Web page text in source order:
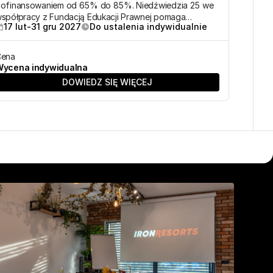
od 65% do 85%. Niedźwiedzia 25 we
z Fundacją Edukacji Prawnej pomaga
środki na szkolenia "szyte na miarę".
17 lut-31 gru 2027 Do ustalenia indywidualnie
indywidualna
DOWIEDZ SIĘ WIĘCEJ